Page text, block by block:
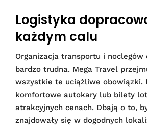
Logistyka
każdym calu
Organizacja transportu i noclegów
bardzo trudna. Mega Travel
wszystkie te uciążliwe obowiązki.
komfortowe autokary lub bilety
atrakcyjnych cenach. Dbają o to,
znajdowały się w dogodnych